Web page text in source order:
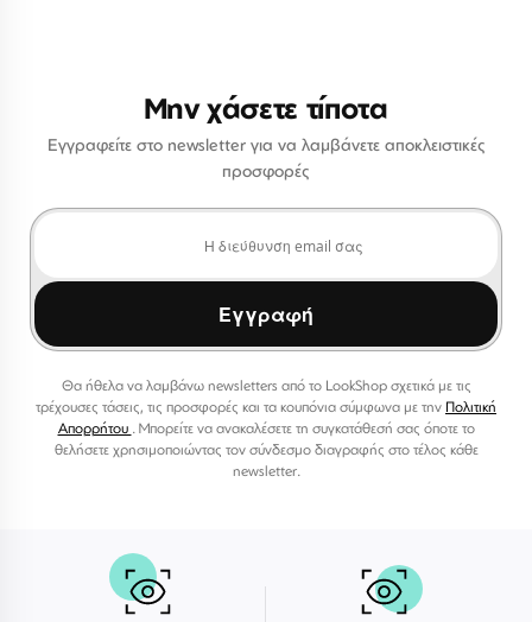
Μην χάσετε τίποτα
Εγγραφείτε στο newsletter για να λαμβάνετε αποκλειστικές
προσφορές
Εγγραφή
Θα ήθελα να λαμβάνω newsletters από το LookShop σχετικά με τις
τρέχουσες τάσεις, τις προσφορές και τα κουπόνια σύμφωνα με την Πολιτική
Απορρήτου . Μπορείτε να ανακαλέσετε τη συγκατάθεσή σας όποτε το
θελήσετε χρησιμοποιώντας τον σύνδεσμο διαγραφής στο τέλος κάθε
newsletter.